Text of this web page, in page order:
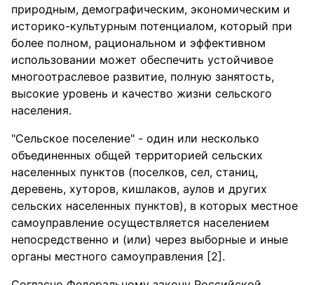
природным, демографическим, экономическим и
историко-культурным потенциалом, который при
более полном, рациональном и эффективном
использовании может обеспечить устойчивое
многоотраслевое развитие, полную занятость,
высокие уровень и качество жизни сельского
населения.
"Сельское поселение" - один или несколько
объединенных общей территорией сельских
населенных пунктов (поселков, сел, станиц,
деревень, хуторов, кишлаков, аулов и других
сельских населенных пунктов), в которых местное
самоуправление осуществляется населением
непосредственно и (или) через выборные и иные
органы местного самоуправления [2].